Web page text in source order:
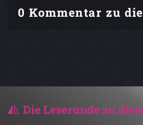
0 Kommentar zu
Die Leserunde zu